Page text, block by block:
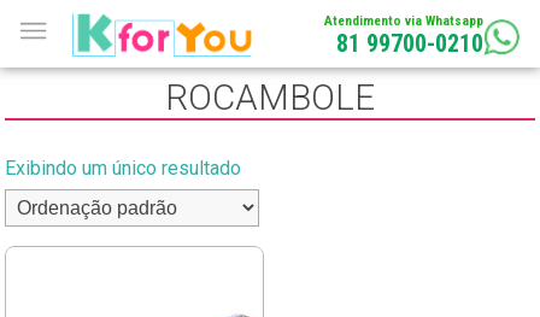
Atendimento via Whatsapp
81 99700-0210
ROCAMBOLE
Exibindo um único resultado